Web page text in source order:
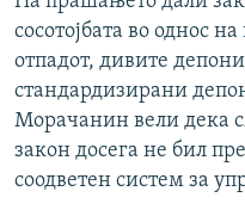
сосотојбата во однос
отпадот, дивите
стандардизирани
Морачанин вели дека
закон досега не бил
соодветен систем за